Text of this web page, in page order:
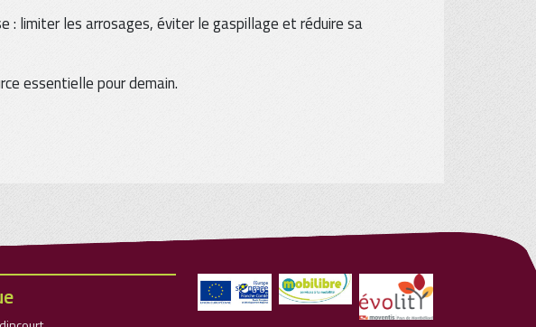
: limiter les arrosages, éviter le gaspillage et réduire sa
essentielle pour demain.